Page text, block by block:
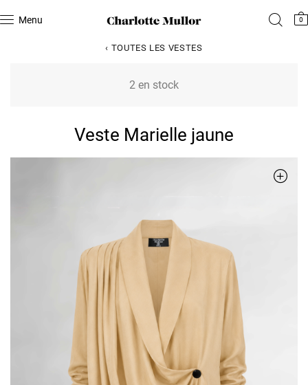
Menu 0
‹ TOUTES LES VESTES
Veste Marielle jaune
2 en stock